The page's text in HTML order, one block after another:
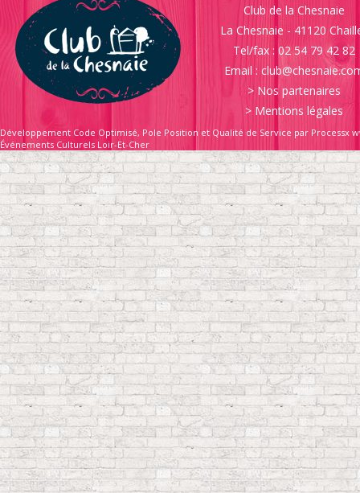
Club de la Chesnaie
La Chesnaie - 41120
Tel/fax : 02 54 79 42 82
Email :
> Nos partenaires
> Mentions légales
Développement Code Optimisé, Pole Position et Qualité de Service par Processx
Événements Culturels Loir-Et-Cher